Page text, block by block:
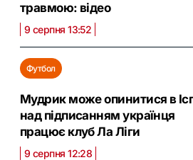
травмою: відео
9 серпня 13:52
Футбол
Мудрик може опинитися в
над підписанням українця
працює клуб Ла Ліги
9 серпня 12:28